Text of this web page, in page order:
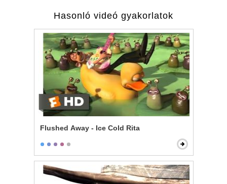
Hasonló videó gyakorlatok
Flushed Away - Ice Cold Rita